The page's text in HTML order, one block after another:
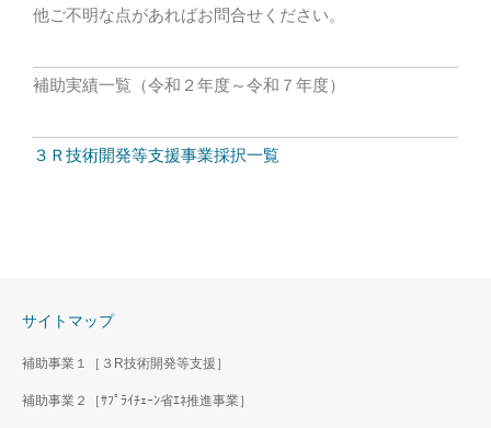
他ご不明な点があればお問合せください。
補助実績一覧（令和２年度～令和７年度）
３Ｒ技術開発等支援事業採択一覧
サイトマップ
補助事業１［３R技術開発等支援］
補助事業２［ｻﾌﾟﾗｲﾁｪｰﾝ省ｴﾈ推進事業］